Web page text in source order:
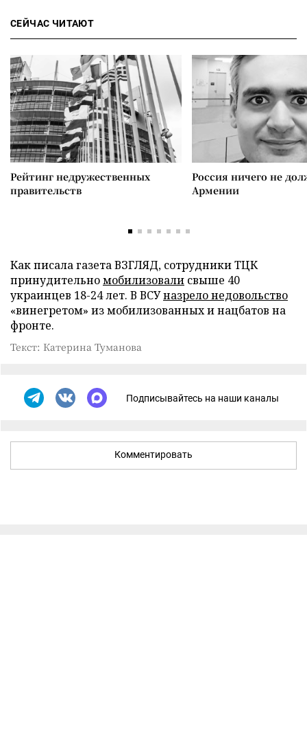
СЕЙЧАС ЧИТАЮТ
Рейтинг недружественных
правительств
Россия ничего не
Армении
Как писала газета ВЗГЛЯД, сотрудники ТЦК
принудительномобилизовали свыше 40
украинцев 18-24 лет. В ВСУназрело недовольство
«винегретом» из мобилизованных и нацбатов на
фронте.
Текст: Катерина Туманова
Подписывайтесь на наши каналы
Комментировать